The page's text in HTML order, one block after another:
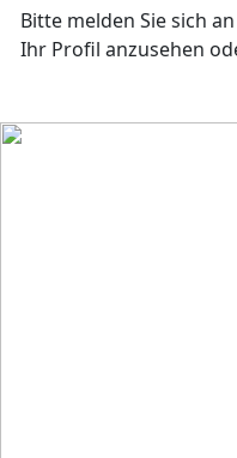
Bitte melden Sie sich
Ihr Profil anzusehen